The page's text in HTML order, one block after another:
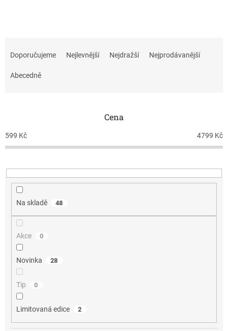
o
d
k
t
Doporučujeme Nejlevnější Nejdražší Nejprodávanější
Abecedně
Cena
599 Kč 4799 Kč
Na skladě 48
Akce 0
Novinka 28
Tip 0
Limitovaná edice 2